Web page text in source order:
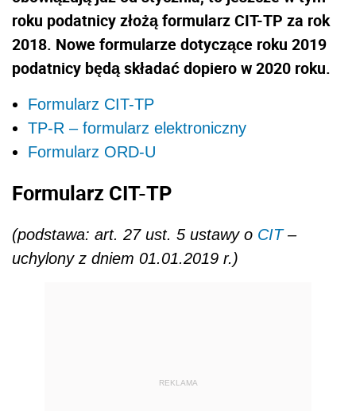
roku podatnicy złożą formularz CIT-TP za rok
2018. Nowe formularze dotyczące roku 2019
podatnicy będą składać dopiero w 2020 roku.
Formularz CIT-TP
TP-R – formularz elektroniczny
Formularz ORD-U
Formularz CIT-TP
(podstawa: art. 27 ust. 5 ustawy o CIT–
uchylony z dniem 01.01.2019 r.)
REKLAMA